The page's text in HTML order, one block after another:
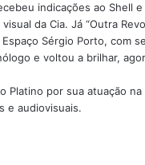
indicações ao Shell
da Cia. Já “Outra
Sérgio Porto, com
e voltou a brilhar,
por sua atuação na
e audiovisuais.